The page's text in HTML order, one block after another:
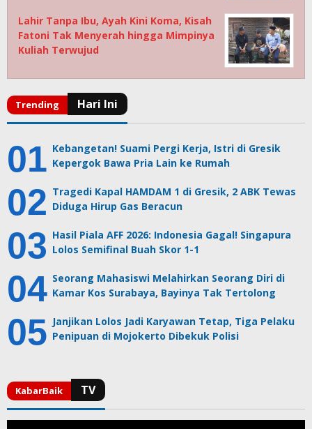
Lahir Tanpa Ibu, Ayah Kini Koma, Kisah
Fatoni Tak Menyerah hingga Mimpinya
Kuliah Terwujud
Kebangetan! Suami Pergi Kerja, Istri di Gresik
Kepergok Bawa Pria Lain ke Rumah
Tragedi Kapal HAMDAM 1 di Gresik, 2 ABK Tewas
Diduga Hirup Gas Beracun
Hasil Piala AFF 2026: Indonesia Gagal! Singapura
Lolos Semifinal Buah Skor 1-1
Seorang Mahasiswi Melahirkan Seorang Diri di
Kamar Kos Surabaya, Bayinya Tak Tertolong
Janjikan Lolos Jadi Karyawan Tetap, Tiga Pelaku
Penipuan di Mojokerto Dibekuk Polisi